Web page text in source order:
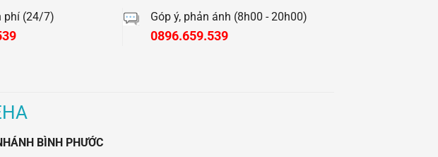
phí (24/7) Góp ý, phản ánh (8h00 - 20h00)
0896.659.539
BÌNH PHƯỚC